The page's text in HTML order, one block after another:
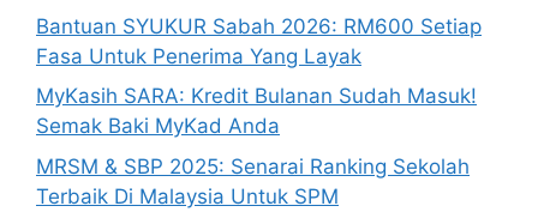
Bantuan SYUKUR Sabah 2026: RM600 Setiap
Fasa Untuk Penerima Yang Layak
MyKasih SARA: Kredit Bulanan Sudah Masuk!
Semak Baki MyKad Anda
MRSM & SBP 2025: Senarai Ranking Sekolah
Terbaik Di Malaysia Untuk SPM